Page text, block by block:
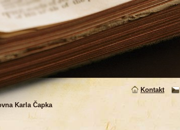
Kontakt
Karla Čapka